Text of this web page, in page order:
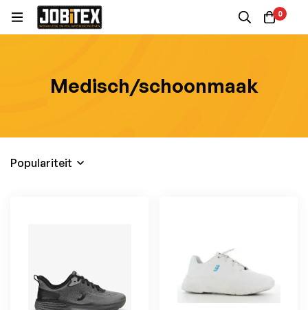
0
Medisch/schoonmaak
Populariteit